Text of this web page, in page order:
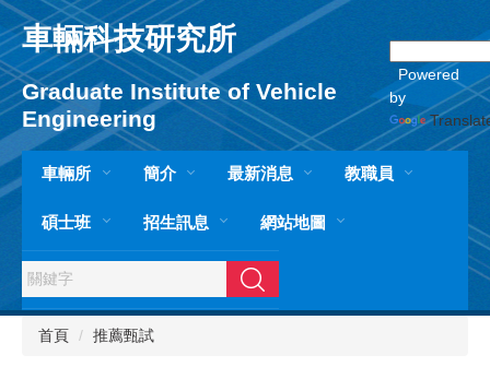
跳
到
主
要
內
容
區
車輛科技研究所
Graduate Institute of Vehicle
Engineering
Powered
by
車輛所 簡介 最新消息 教職員
碩士班 招生訊息 網站地圖
搜尋
首頁 推薦甄試